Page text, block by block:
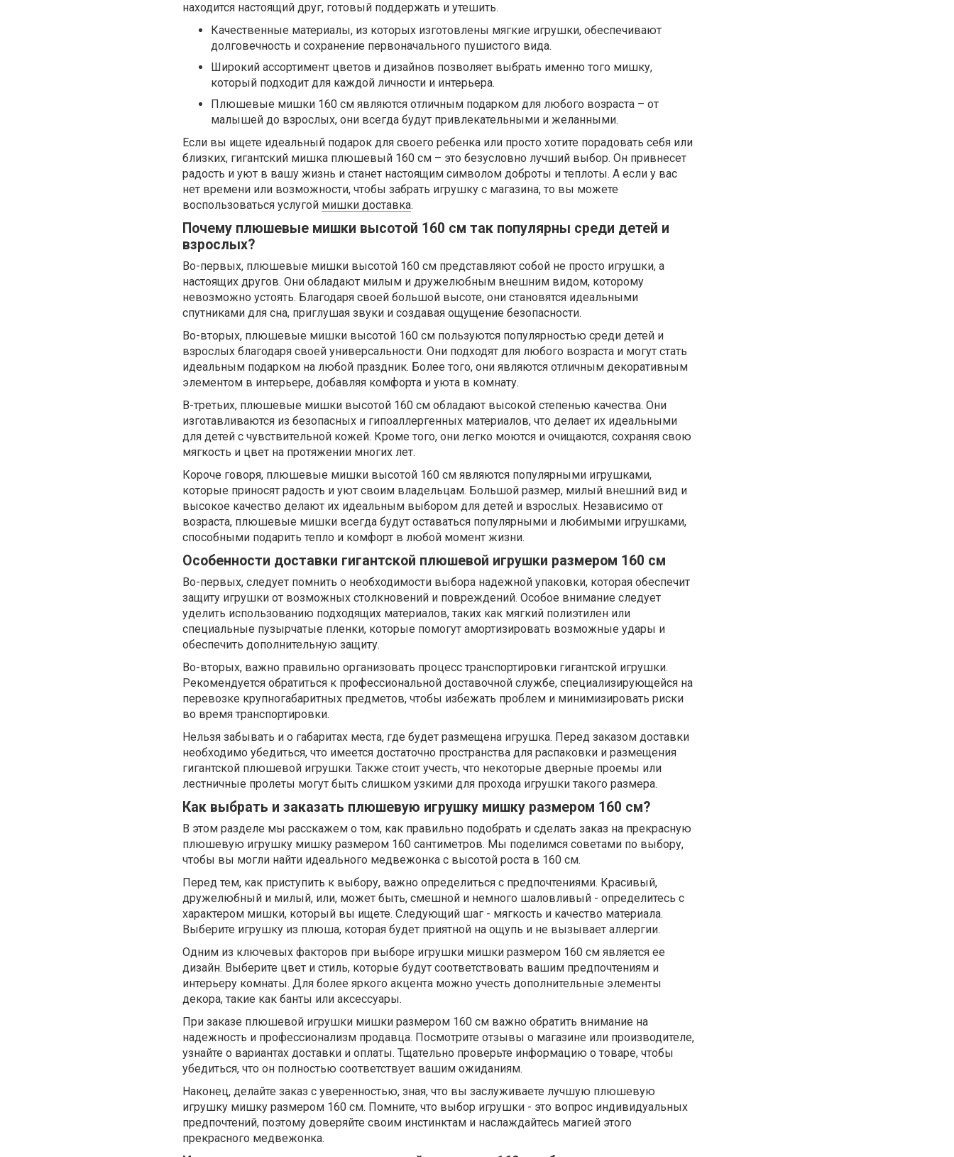
находится настоящий друг, готовый поддержать и утешить.
Качественные материалы, из которых изготовлены мягкие игрушки, обеспечивают
долговечность и сохранение первоначального пушистого вида.
Широкий ассортимент цветов и дизайнов позволяет выбрать именно того мишку,
который подходит для каждой личности и интерьера.
Плюшевые мишки 160 см являются отличным подарком для любого возраста – от
малышей до взрослых, они всегда будут привлекательными и желанными.
Если вы ищете идеальный подарок для своего ребенка или просто хотите порадовать себя или
близких, гигантский мишка плюшевый 160 см – это безусловно лучший выбор. Он привнесет
радость и уют в вашу жизнь и станет настоящим символом доброты и теплоты. А если у вас
нет времени или возможности, чтобы забрать игрушку с магазина, то вы можете
воспользоваться услугой мишки доставка.
Почему плюшевые мишки высотой 160 см так популярны среди детей и
взрослых?
Во-первых, плюшевые мишки высотой 160 см представляют собой не просто игрушки, а
настоящих другов. Они обладают милым и дружелюбным внешним видом, которому
невозможно устоять. Благодаря своей большой высоте, они становятся идеальными
спутниками для сна, приглушая звуки и создавая ощущение безопасности.
Во-вторых, плюшевые мишки высотой 160 см пользуются популярностью среди детей и
взрослых благодаря своей универсальности. Они подходят для любого возраста и могут стать
идеальным подарком на любой праздник. Более того, они являются отличным декоративным
элементом в интерьере, добавляя комфорта и уюта в комнату.
В-третьих, плюшевые мишки высотой 160 см обладают высокой степенью качества. Они
изготавливаются из безопасных и гипоаллергенных материалов, что делает их идеальными
для детей с чувствительной кожей. Кроме того, они легко моются и очищаются, сохраняя свою
мягкость и цвет на протяжении многих лет.
Короче говоря, плюшевые мишки высотой 160 см являются популярными игрушками,
которые приносят радость и уют своим владельцам. Большой размер, милый внешний вид и
высокое качество делают их идеальным выбором для детей и взрослых. Независимо от
возраста, плюшевые мишки всегда будут оставаться популярными и любимыми игрушками,
способными подарить тепло и комфорт в любой момент жизни.
Особенности доставки гигантской плюшевой игрушки размером 160 см
Во-первых, следует помнить о необходимости выбора надежной упаковки, которая обеспечит
защиту игрушки от возможных столкновений и повреждений. Особое внимание следует
уделить использованию подходящих материалов, таких как мягкий полиэтилен или
специальные пузырчатые пленки, которые помогут амортизировать возможные удары и
обеспечить дополнительную защиту.
Во-вторых, важно правильно организовать процесс транспортировки гигантской игрушки.
Рекомендуется обратиться к профессиональной доставочной службе, специализирующейся на
перевозке крупногабаритных предметов, чтобы избежать проблем и минимизировать риски
во время транспортировки.
Нельзя забывать и о габаритах места, где будет размещена игрушка. Перед заказом доставки
необходимо убедиться, что имеется достаточно пространства для распаковки и размещения
гигантской плюшевой игрушки. Также стоит учесть, что некоторые дверные проемы или
лестничные пролеты могут быть слишком узкими для прохода игрушки такого размера.
Как выбрать и заказать плюшевую игрушку мишку размером 160 см?
В этом разделе мы расскажем о том, как правильно подобрать и сделать заказ на прекрасную
плюшевую игрушку мишку размером 160 сантиметров. Мы поделимся советами по выбору,
чтобы вы могли найти идеального медвежонка с высотой роста в 160 см.
Перед тем, как приступить к выбору, важно определиться с предпочтениями. Красивый,
дружелюбный и милый, или, может быть, смешной и немного шаловливый - определитесь с
характером мишки, который вы ищете. Следующий шаг - мягкость и качество материала.
Выберите игрушку из плюша, которая будет приятной на ощупь и не вызывает аллергии.
Одним из ключевых факторов при выборе игрушки мишки размером 160 см является ее
дизайн. Выберите цвет и стиль, которые будут соответствовать вашим предпочтениям и
интерьеру комнаты. Для более яркого акцента можно учесть дополнительные элементы
декора, такие как банты или аксессуары.
При заказе плюшевой игрушки мишки размером 160 см важно обратить внимание на
надежность и профессионализм продавца. Посмотрите отзывы о магазине или производителе,
узнайте о вариантах доставки и оплаты. Тщательно проверьте информацию о товаре, чтобы
убедиться, что он полностью соответствует вашим ожиданиям.
Наконец, делайте заказ с уверенностью, зная, что вы заслуживаете лучшую плюшевую
игрушку мишку размером 160 см. Помните, что выбор игрушки - это вопрос индивидуальных
предпочтений, поэтому доверяйте своим инстинктам и наслаждайтесь магией этого
прекрасного медвежонка.